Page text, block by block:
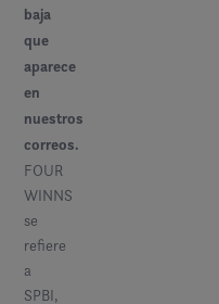
baja
que
aparece
en
nuestros
correos.
FOUR
WINNS
se
refiere
a
SPBI,